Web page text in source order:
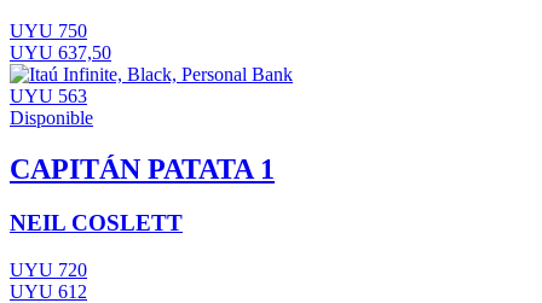
UYU 750
UYU 637,50
UYU 563
Disponible
CAPITÁN PATATA 1
NEIL COSLETT
UYU 720
UYU 612